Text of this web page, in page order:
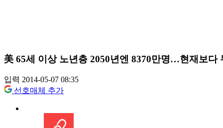
美 65세 이상 노년층 2050년엔 8370만명…현재보다
입력 2014-05-07 08:35
선호매체 추가